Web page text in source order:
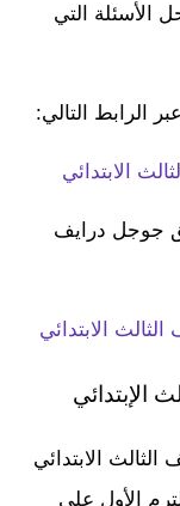
الأسئلة التي
الرابط التالي:
الابتدائي
جوجل درايف
الابتدائي
الإبتدائي
الابتدائي
الأول على